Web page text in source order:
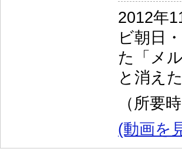
2012年
ビ朝日
た「メ
と消え
（所要
(動画を